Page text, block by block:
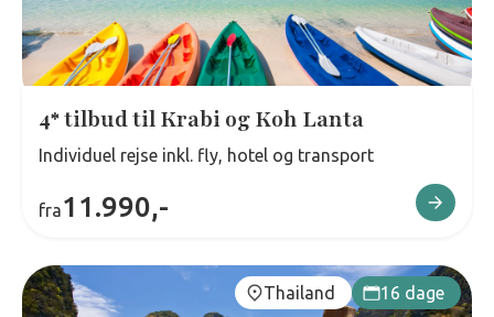
4* tilbud til Krabi og Koh Lanta
Individuel rejse inkl. fly, hotel og transport
fra11.990,-
Thailand 16 dage